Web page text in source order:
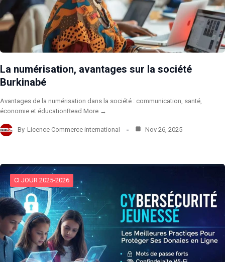
La numérisation, avantages sur la société
Burkinabé
Avantages de la numérisation dans la société : communication, santé,
économie et éducationRead More →
By Licence Commerce international Nov 26, 2025
CI JOUR 2025-2026